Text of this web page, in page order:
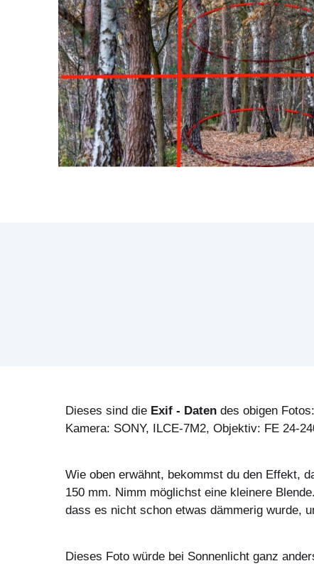
Dieses sind die Exif - Daten des obigen Fotos:
Kamera: SONY, ILCE-7M2, Objektiv: FE 24-
Wie oben erwähnt, bekommst du den Effekt,
150 mm. Nimm möglichst eine kleinere
dass es nicht schon etwas dämmerig wurde,
Dieses Foto würde bei Sonnenlicht ganz